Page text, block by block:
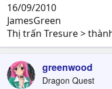
16/09/2010
JamesGreen
Thị trấn Tresure >
greenwood
Dragon Quest